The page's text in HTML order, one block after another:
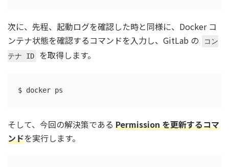
次に、先程、起動ログを確認した時と同様に、 Docker コ
ンテナ状態を確認するコマンドを入力し、GitLab の
コン
テナ ID
を取得します。
$ docker ps
そして、今回の解決策である Permission を更新するコマ
ンドを実行します。